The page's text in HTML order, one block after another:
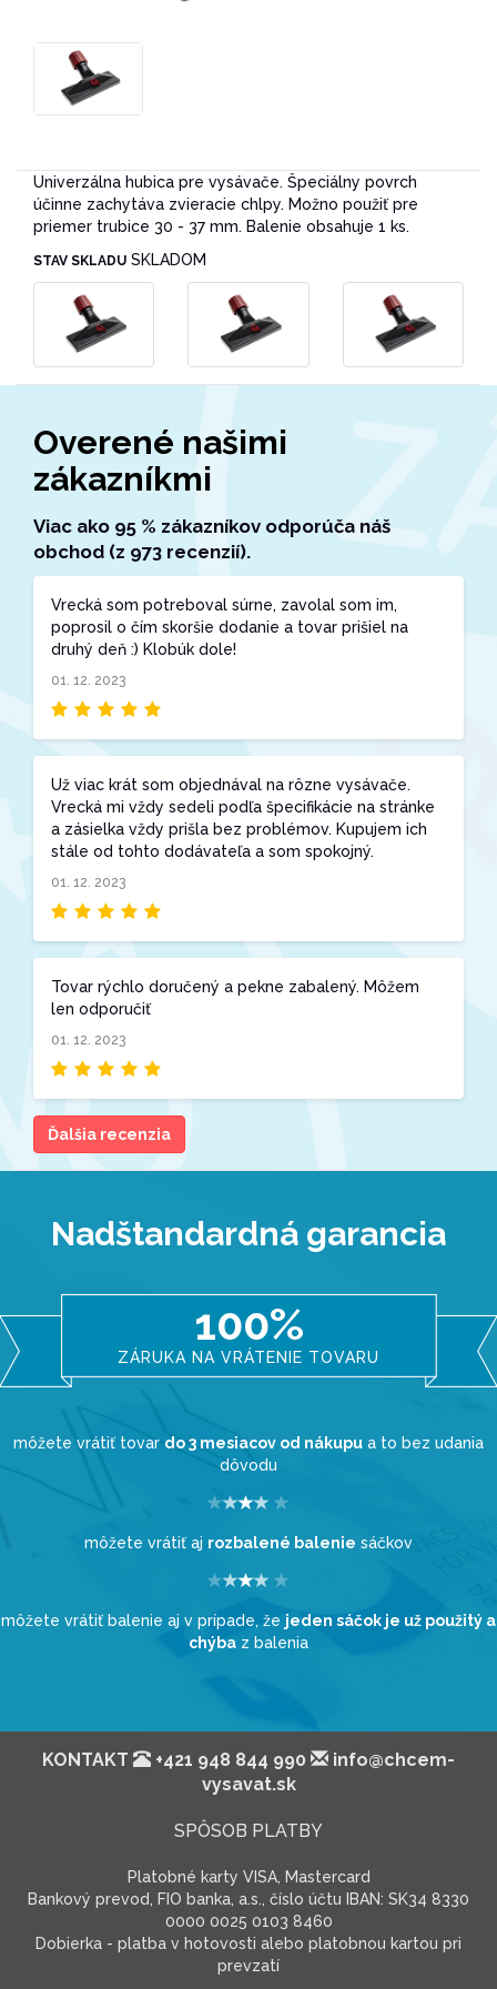
Univerzálna hubica pre vysávače. Špeciálny povrch
účinne zachytáva zvieracie chlpy. Možno použiť pre
priemer trubice 30 - 37 mm. Balenie obsahuje 1 ks.
STAV SKLADU SKLADOM
Overené našimi
zákazníkmi
Viac ako 95 % zákazníkov odporúča náš
obchod (z 973 recenzií).
Vrecká som potreboval súrne, zavolal som im,
poprosil o čím skoršie dodanie a tovar prišiel na
druhý deň :) Klobúk dole!
01. 12. 2023
Už viac krát som objednával na rôzne vysávače.
Vrecká mi vždy sedeli podľa špecifikácie na stránke
a zásielka vždy prišla bez problémov. Kupujem ich
stále od tohto dodávateľa a som spokojný.
01. 12. 2023
Tovar rýchlo doručený a pekne zabalený. Môžem
len odporučiť
01. 12. 2023
Ďalšia recenzia
Nadštandardná garancia
100%
ZÁRUKA NA VRÁTENIE TOVARU
môžete vrátiť tovar do 3 mesiacov od nákupu a to bez udania
dôvodu
môžete vrátiť aj rozbalené balenie sáčkov
môžete vrátiť balenie aj v prípade, že jeden sáčok je už použitý a
chýba z balenia
KONTAKT +421 948 844 990
info@chcem-
vysavat.sk
SPÔSOB PLATBY
Platobné karty VISA, Mastercard
Bankový prevod, FIO banka, a.s., číslo účtu IBAN: SK34 8330
0000 0025 0103 8460
Dobierka - platba v hotovosti alebo platobnou kartou pri
prevzatí